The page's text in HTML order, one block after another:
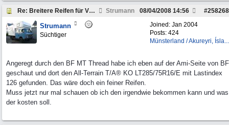
Re: Breitere Reifen für VW LT 45 4x4 Strumann #258268
08/04/2008 14:56
Joined: Jan 2004
Posts: 424
Münsterland / Akureyri, Ísla...
Strumann
Süchtiger
Angeregt durch den BF MT Thread habe ich eben auf der Ami-Seite von BF
geschaut und dort den All-Terrain T/A® KO LT285/75R16/E mit Lastindex
126 gefunden. Das wäre doch ein feiner Reifen.
Muss jetzt nur mal schauen ob ich den irgendwie bekommen kann und was
der kosten soll.